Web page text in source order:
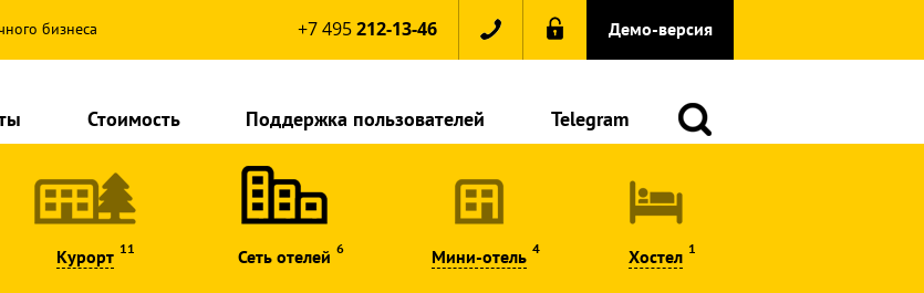
бизнеса +7 495212-13-46 Демо-версия
Стоимость Поддержка пользователей Telegram
Курорт 11 Сеть отелей 6 Мини-отель 4 Хостел 1